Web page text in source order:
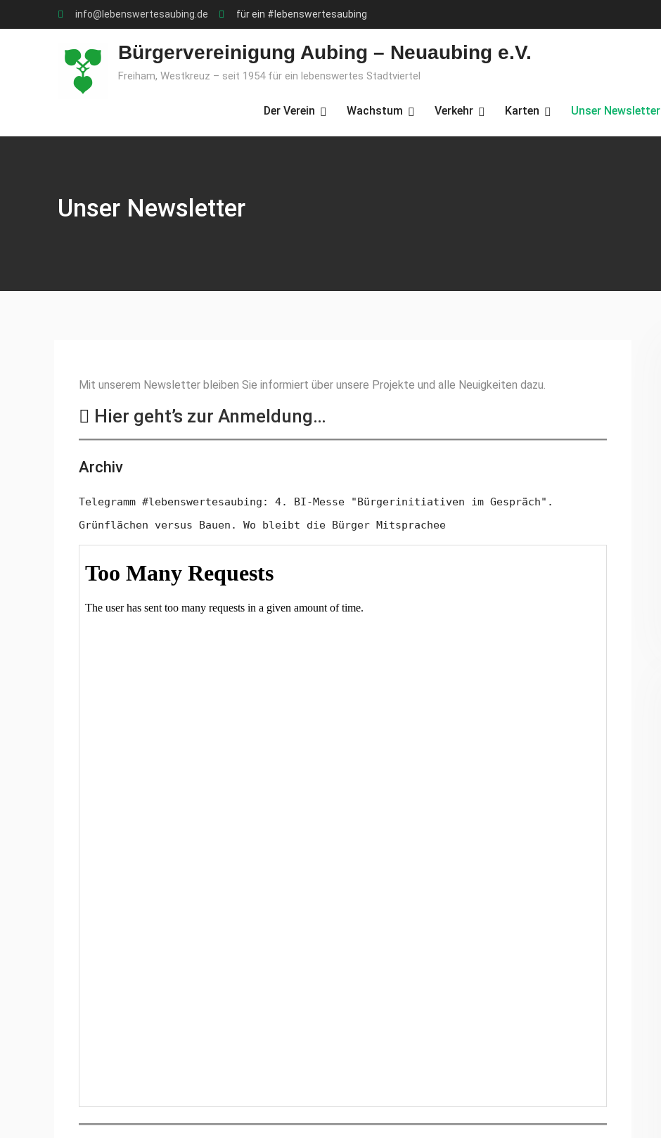
to
info@lebenswertesaubing.de für ein #lebenswertesaubing
Bürgervereinigung Aubing – Neuaubing e.V.
Freiham, Westkreuz – seit 1954 für ein lebenswertes Stadtviertel
Der Verein Wachstum Verkehr Karten Unser Newsletter
Unser Newsletter
Mit unserem Newsletter bleiben Sie informiert über unsere Projekte und alle Neuigkeiten dazu.
Hier geht’s zur Anmeldung…
Archiv
Telegramm #lebenswertesaubing: 4. BI-Messe "Bürgerinitiativen im Gespräch".
Grünflächen versus Bauen. Wo bleibt die Bürger Mitsprachee